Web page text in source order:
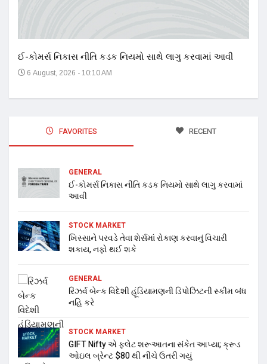
ઈ-કોમર્સ નિકાસ નીતિ કડક નિયમો સાથે લાગુ કરવામાં આવી
6 August, 2026 - 10:10 AM
FAVORITES RECENT
GENERAL
ઈ-કોમર્સ નિકાસ નીતિ કડક નિયમો સાથે લાગુ કરવામાં
આવી
STOCK MARKET
ખિસ્સાને પરવડે તેવા શેર્સમાં રોકાણ કરવાનું વિચારી
શકાય, નફો થઈ શકે
GENERAL
રિઝર્વ બેન્ક વિદેશી હૂંડિયામણની ડિપોઝિટની સ્કીમ બંધ
નહિ કરે
STOCK MARKET
GIFT Nifty એ ફ્લેટ શરૂઆતના સંકેત આપ્યા; ક્રૂડ
ઓઇલ બ્રેન્ટ $80 થી નીચે ઉતરી ગયું